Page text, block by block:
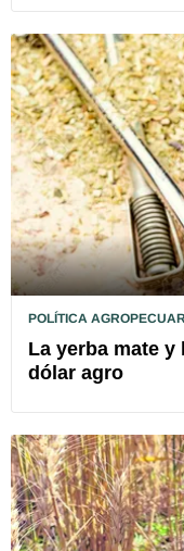
POLÍTICA
La yerba mate y
dólar agro